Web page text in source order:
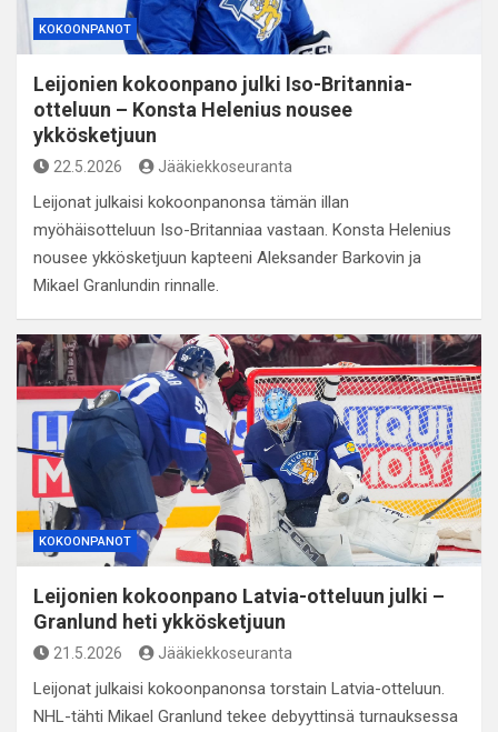
KOKOONPANOT
Leijonien kokoonpano julki Iso-Britannia-
otteluun – Konsta Helenius nousee
ykkösketjuun
22.5.2026 Jääkiekkoseuranta
Leijonat julkaisi kokoonpanonsa tämän illan
myöhäisotteluun Iso-Britanniaa vastaan. Konsta Helenius
nousee ykkösketjuun kapteeni Aleksander Barkovin ja
Mikael Granlundin rinnalle.
KOKOONPANOT
Leijonien kokoonpano Latvia-otteluun julki –
Granlund heti ykkösketjuun
21.5.2026 Jääkiekkoseuranta
Leijonat julkaisi kokoonpanonsa torstain Latvia-otteluun.
NHL-tähti Mikael Granlund tekee debyyttinsä turnauksessa